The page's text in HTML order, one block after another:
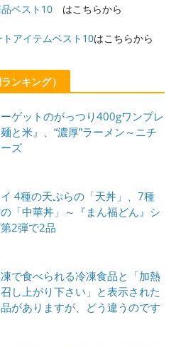
ベスト10 はこちらから
アイテムベスト10はこちらから
ンキング）
ゲットのがっつり400gワンプレ
と米』、“濃厚”ラーメン～ニチ
ズ
4種の天ぷらの「天丼」、7種
「中華丼」～『まん福どん』シ
2弾で2品
で食べられる冷凍食品と「加熱
し上がり下さい」と表示された
がありますが、どう違うのです